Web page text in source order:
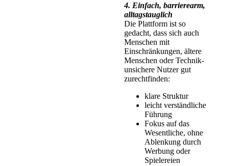
4. Einfach, barrierearm,
alltagstauglich
Die Plattform ist so
gedacht, dass sich auch
Menschen mit
Einschränkungen, ältere
Menschen oder Technik-
unsichere Nutzer gut
zurechtfinden:
klare Struktur
leicht verständliche
Führung
Fokus auf das
Wesentliche, ohne
Ablenkung durch
Werbung oder
Spielereien